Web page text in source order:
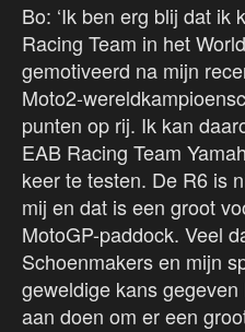
Bo: ‘Ik ben erg blij dat ik
Racing Team in het
gemotiveerd na mijn
Moto2-
punten op rij. Ik kan
EAB Racing Team
keer te testen. De R6 is
mij en dat is een groot
MotoGP-paddock. Veel
Schoenmakers en mijn
geweldige kans
aan doen om er een